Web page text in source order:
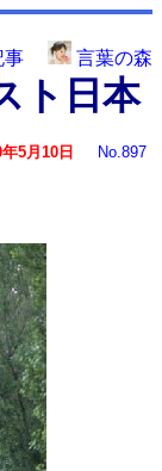
事 言葉の森
ト日本
5月10日 No.897